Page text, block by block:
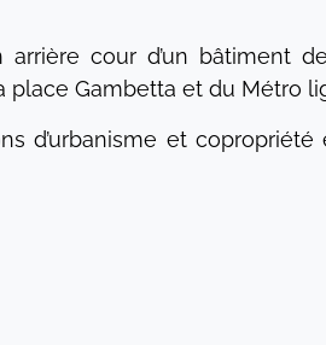
cour d’un bâtiment
Gambetta et du Métro
d’urbanisme et